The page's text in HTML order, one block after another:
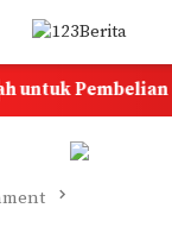
Pembelian